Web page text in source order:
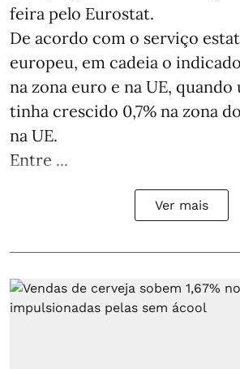
feira pelo Eurostat.
De acordo com o serviço
europeu, em cadeia o
na zona euro e na UE, quando
tinha crescido 0,7% na zona
na UE.
Entre ...
Ver mais